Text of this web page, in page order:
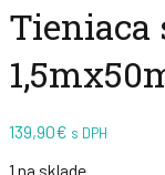
Tieniaca
139,90€ s DPH
1 na sklade